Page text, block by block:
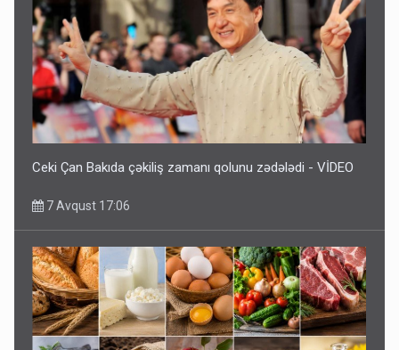
Ceki Çan Bakıda çəkiliş zamanı qolunu zədələdi - VİDEO
7 Avqust 17:06